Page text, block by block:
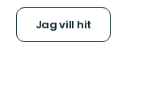
Jag vill hit